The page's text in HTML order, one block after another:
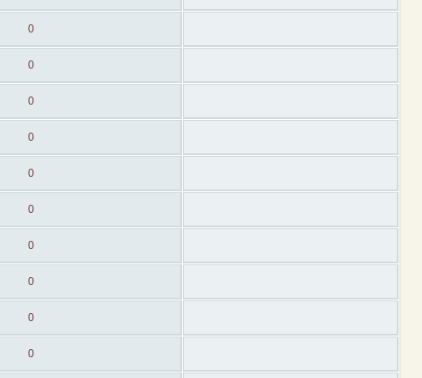
0
0
0
0
0
0
0
0
0
0